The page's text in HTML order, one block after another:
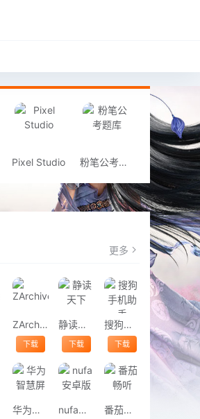
Pixel Studio 粉笔公考题库
更多
ZArchiver
下载
静读天下
下载
搜狗手机助手
下载
华为智慧屏 nufa安卓版 番茄畅听